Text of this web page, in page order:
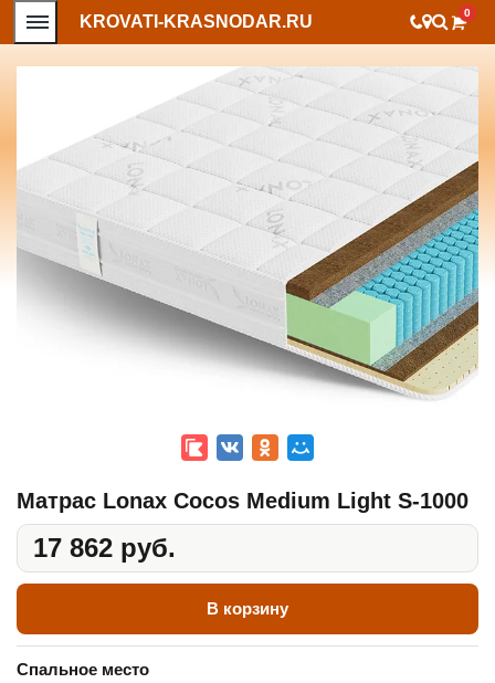
KROVATI-KRASNODAR.RU 0
Матрас Lonax Cocos Medium Light S-1000
17 862 руб.
В корзину
Спальное место